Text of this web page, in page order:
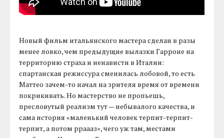
Новый фильм итальянского мастера сделан в разы
менее ловко, чем предыдущие вылазки Гарроне на
территорию страха и ненависти в Италии:
спартанская режиссура сменилась лобовой, то есть
Маттео зачем-то начал на зрителя время от времени
покрикивать. Но мастерство не пропьешь,
пресловутый реализм тут — небывалого качества, и
сама история «маленький человек терпит-терпит-
терпит, а потом рраааз», чего уж там, местами